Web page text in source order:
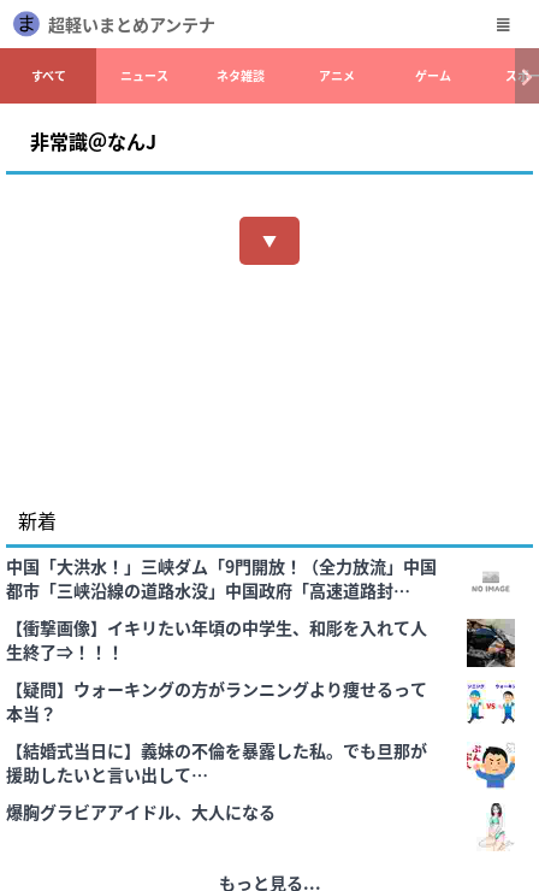
超軽いまとめアンテナ
すべて ニュース ネタ雑談 アニメ ゲーム スポ
非常識＠なんJ
▼
新着
中国「大洪水！」三峡ダム「9門開放！（全力放流」中国
都市「三峡沿線の道路水没」中国政府「高速道路封
鎖！」中国ダム「緊急放流に合わせて開門（土砂崩れ発
生」→
【衝撃画像】イキリたい年頃の中学生、和彫を入れて人
生終了⇒！！！
【疑問】ウォーキングの方がランニングより痩せるって
本当？
【結婚式当日に】義妹の不倫を暴露した私。でも旦那が
援助したいと言い出して…
爆胸グラビアアイドル、大人になる
もっと見る...